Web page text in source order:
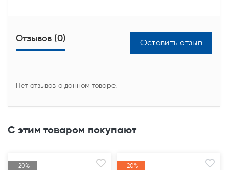
Отзывов (0) Оставить отзыв
Нет отзывов о данном товаре.
С этим товаром покупают
-20%
-20% -20%
-20%